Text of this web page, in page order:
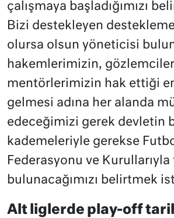
çalışmaya başladığımızı
Bizi destekleyen
olursa olsun yöneticisi
hakemlerimizin,
mentörlerimizin hak ettiği
gelmesi adına her alanda
edeceğimizi gerek devletin
kademeleriyle gerekse
Federasyonu ve
bulunacağımızı belirtmek
Alt liglerde play-off